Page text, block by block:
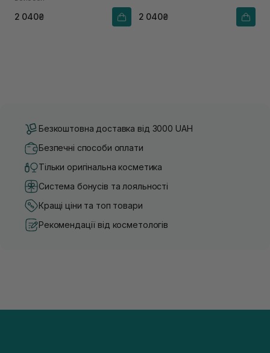
2 040₴ 2 040₴
Безкоштовна доставка від 3000 UAH
Безпечні способи оплати
Тільки оригінальна косметика
Система бонусів та лояльності
Кращі ціни та топ товари
Рекомендації від косметологів